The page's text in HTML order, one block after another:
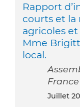
Rapport
courts et la
agricoles
Mme
local.
juillet